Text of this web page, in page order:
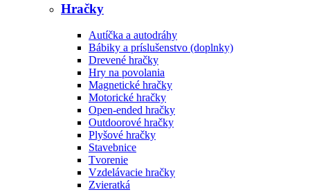
Hračky
Autíčka a autodráhy
Bábiky a príslušenstvo (doplnky)
Drevené hračky
Hry na povolania
Magnetické hračky
Motorické hračky
Open-ended hračky
Outdoorové hračky
Plyšové hračky
Stavebnice
Tvorenie
Vzdelávacie hračky
Zvieratká